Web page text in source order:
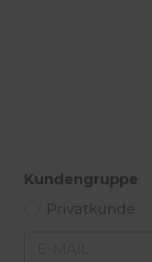
Kundengruppe
Privatkunde